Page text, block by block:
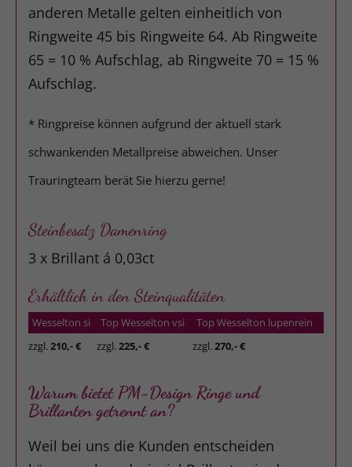
anderen Metalle gelten einheitlich von
Ringweite 45 bis Ringweite 64. Ab Ringweite
65 = 10 % Aufschlag, ab Ringweite 70 = 15 %
Aufschlag.
* Ringpreise können aufgrund der aktuell stark
schwankenden Metallpreise abweichen. Unser
Trauringteam berät Sie hierzu gerne!
Steinbesatz Damenring
3 x Brillant á 0,03ct
Erhältlich in den Steinqualitäten
Wesselton si Top Wesselton vsi
Top Wesselton lupenrein
zzgl.210,- € zzgl.225,- € zzgl.270,- €
Warum bietet PM-Design Ringe und
Brillanten getrennt an?
Weil bei uns die Kunden entscheiden